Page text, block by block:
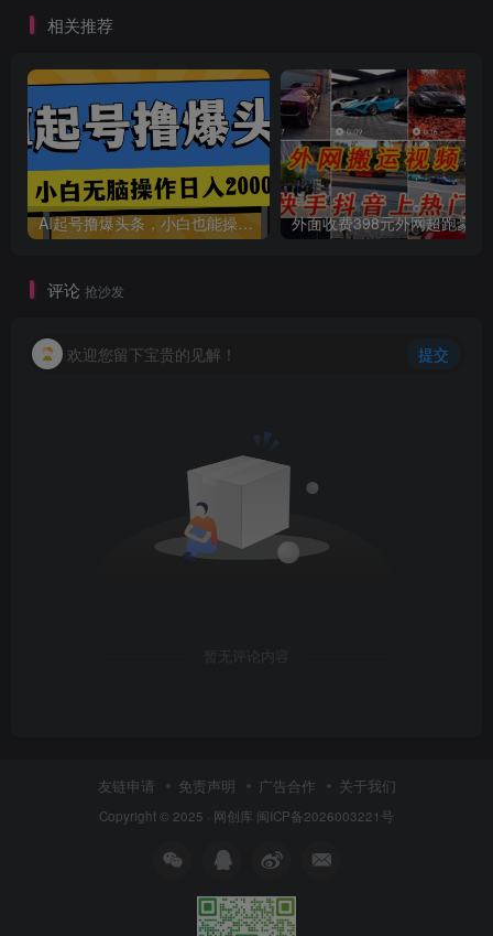
相关推荐
AI起号撸爆头条，小白也能操作，日入2000+
评论 抢沙发
欢迎您留下宝贵的见解！ 提交
暂无评论内容
友链申请 免责声明 广告合作 关于我们
Copyright © 2025 · 网创库 闽ICP备2026003221号